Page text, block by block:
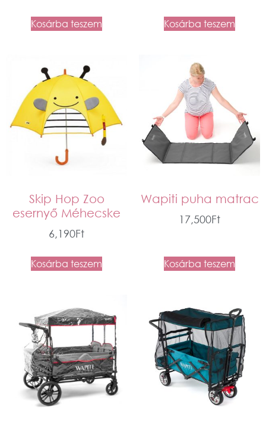
Kosárba teszem Kosárba teszem
Skip Hop Zoo
esernyő Méhecske
6,190Ft
Kosárba teszem
Wapiti puha matrac
17,500Ft
Kosárba teszem